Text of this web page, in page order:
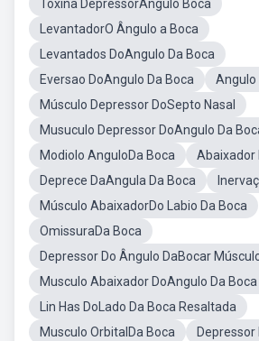
Toxina DepressorAngulo Boca
LevantadorO Ângulo a Boca
Levantados DoAngulo Da Boca
Eversao DoAngulo Da Boca
Angulo
Músculo Depressor DoSepto Nasal
Musuculo Depressor DoAngulo Da
Modiolo AnguloDa Boca
Abaixador
Deprece DaAngula Da Boca
Músculo AbaixadorDo Labio Da Boca
OmissuraDa Boca
Depressor Do Ângulo DaBocar
Musculo Abaixador DoAngulo Da
Lin Has DoLado Da Boca Resaltada
Musculo OrbitalDa Boca